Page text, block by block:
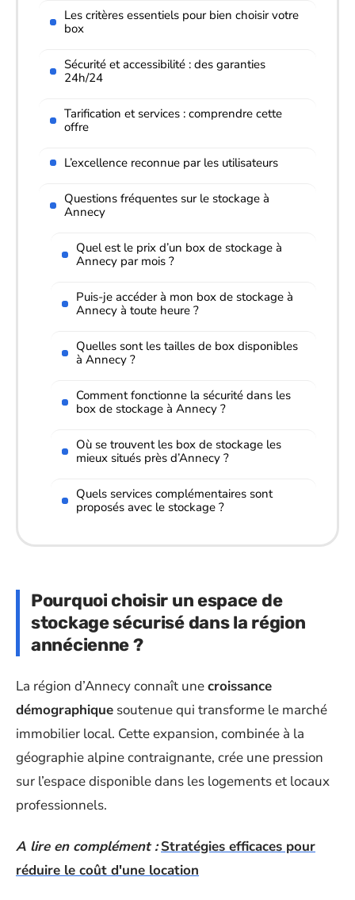
Les critères essentiels pour bien choisir votre
box
Sécurité et accessibilité : des garanties
24h/24
Tarification et services : comprendre cette
offre
L’excellence reconnue par les utilisateurs
Questions fréquentes sur le stockage à
Annecy
Quel est le prix d’un box de stockage à
Annecy par mois ?
Puis-je accéder à mon box de stockage à
Annecy à toute heure ?
Quelles sont les tailles de box disponibles
à Annecy ?
Comment fonctionne la sécurité dans les
box de stockage à Annecy ?
Où se trouvent les box de stockage les
mieux situés près d’Annecy ?
Quels services complémentaires sont
proposés avec le stockage ?
Pourquoi choisir un espace de
stockage sécurisé dans la région
annécienne ?
La région d’Annecy connaît unecroissance
démographique soutenue qui transforme le marché
immobilier local. Cette expansion, combinée à la
géographie alpine contraignante, crée une pression
sur l’espace disponible dans les logements et locaux
professionnels.
A lire en complément : Stratégies efficaces pour
réduire le coût d'une location